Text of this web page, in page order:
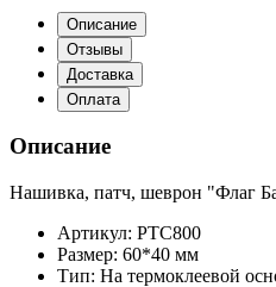
Описание
Отзывы
Доставка
Оплата
Описание
Нашивка, патч, шеврон "Флаг
Артикул: PTC800
Размер: 60*40 мм
Тип: На термоклеевой